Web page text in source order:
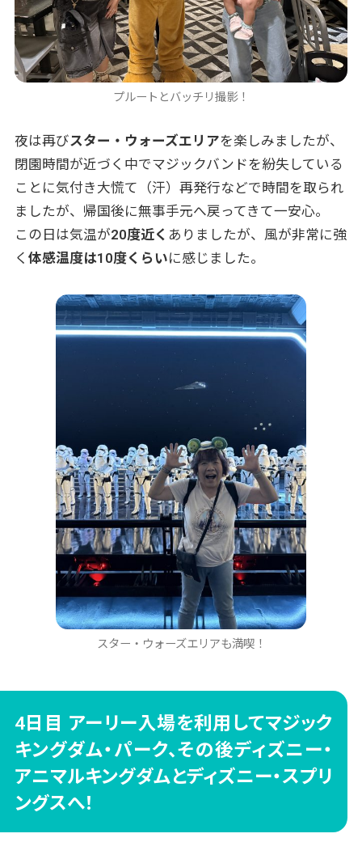
プルートとバッチリ撮影！
夜は再びスター・ウォーズエリアを楽しみましたが、
閉園時間が近づく中でマジックバンドを紛失している
ことに気付き大慌て（汗）再発行などで時間を取られ
ましたが、帰国後に無事手元へ戻ってきて一安心。
この日は気温が20度近く ありましたが、風が非常に強
く 体感温度は10度くらいに感じました。
スター・ウォーズエリアも満喫！
4日目 アーリー入場を利用してマジック
キングダム・パーク、その後ディズニー・
アニマルキングダムとディズニー・スプリ
ングスへ！